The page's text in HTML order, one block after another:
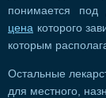
понимается под
цена которого
которым
Остальные
для местного,